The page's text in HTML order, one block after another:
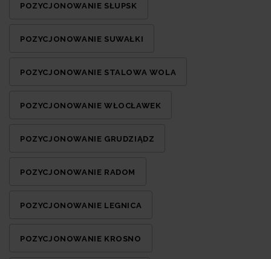
POZYCJONOWANIE SŁUPSK
POZYCJONOWANIE SUWAŁKI
POZYCJONOWANIE STALOWA WOLA
POZYCJONOWANIE WŁOCŁAWEK
POZYCJONOWANIE GRUDZIĄDZ
POZYCJONOWANIE RADOM
POZYCJONOWANIE LEGNICA
POZYCJONOWANIE KROSNO